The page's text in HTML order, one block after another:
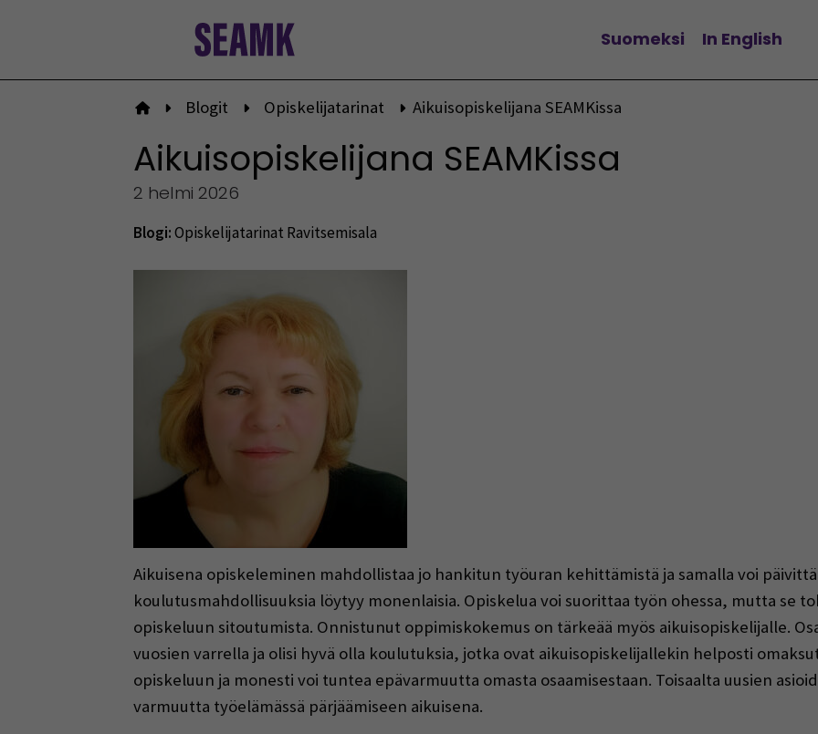
Vaihda kieltä
Suomeksi In English
Etusivulle
Blogit Opiskelijatarinat Aikuisopiskelijana SEAMKissa
Aikuisopiskelijana SEAMKissa
2 helmi 2026
Blogi:Opiskelijatarinat Ravitsemisala
Aikuisena opiskeleminen mahdollistaa jo hankitun työuran kehittämistä ja samalla voi
koulutusmahdollisuuksia löytyy monenlaisia. Opiskelua voi suorittaa työn ohessa, mutta se
opiskeluun sitoutumista. Onnistunut oppimiskokemus on tärkeää myös aikuisopiskelijalle.
vuosien varrella ja olisi hyvä olla koulutuksia, jotka ovat aikuisopiskelijallekin helposti
opiskeluun ja monesti voi tuntea epävarmuutta omasta osaamisestaan. Toisaalta uusien
varmuutta työelämässä pärjäämiseen aikuisena.